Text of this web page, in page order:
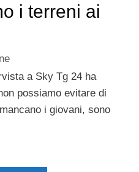
i terreni ai
a Sky Tg 24 ha
possiamo evitare di
i giovani, sono